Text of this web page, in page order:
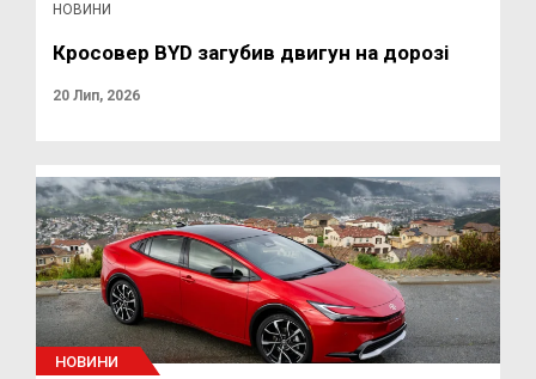
НОВИНИ
Кросовер BYD загубив двигун на дорозі
20 Лип, 2026
НОВИНИ